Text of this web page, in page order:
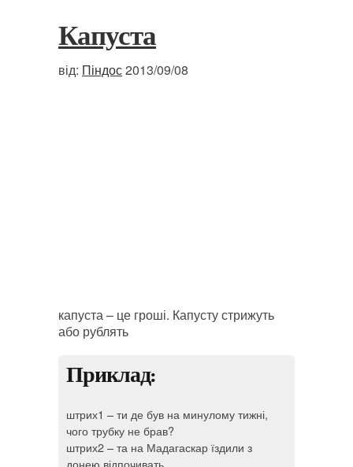
Капуста
від: Піндос2013/09/08
капуста – це гроші. Капусту стрижуть
або рублять
Приклад:
штрих1 – ти де був на минулому тижні,
чого трубку не брав?
штрих2 – та на Мадагаскар їздили з
донею відпочивать